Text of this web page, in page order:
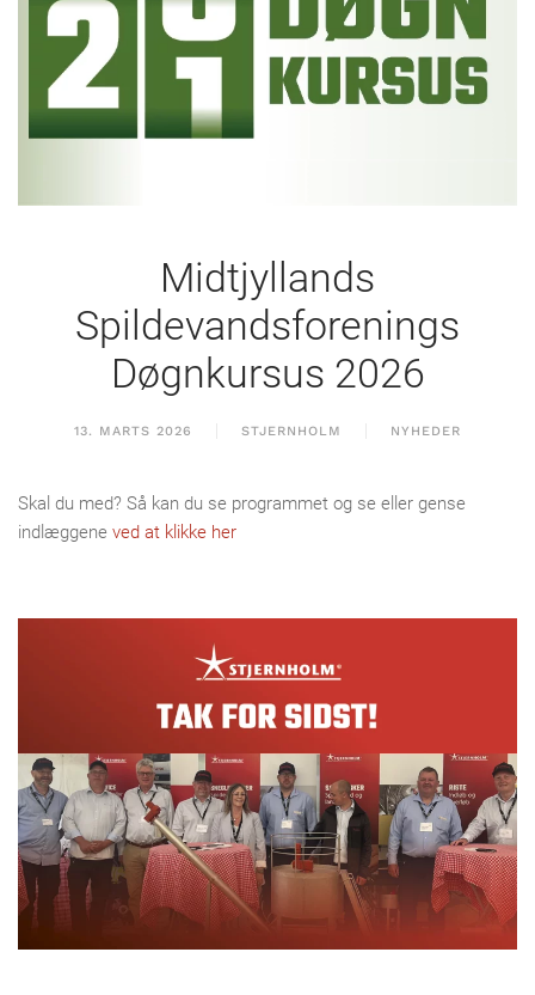
Midtjyllands
Spildevandsforenings
Døgnkursus 2026
13. MARTS 2026 STJERNHOLM NYHEDER
Skal du med? Så kan du se programmet og se eller gense
indlæggene ved at klikke her